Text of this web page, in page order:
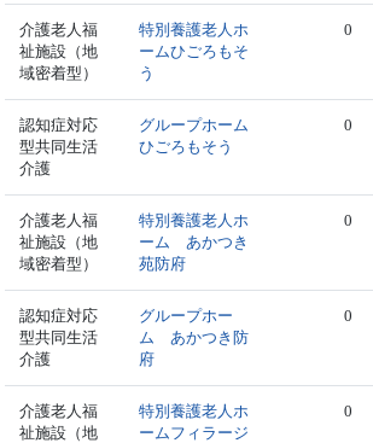
介護老人福
祉施設（地
域密着型）
特別養護老人ホ
ームひごろもそ
う
0
認知症対応
型共同生活
介護
グループホーム
ひごろもそう
0
介護老人福
祉施設（地
域密着型）
特別養護老人ホ
ーム あかつき
苑防府
0
認知症対応
型共同生活
介護
グループホー
ム あかつき防
府
0
介護老人福
祉施設（地
特別養護老人ホ
ームフィラージ
0